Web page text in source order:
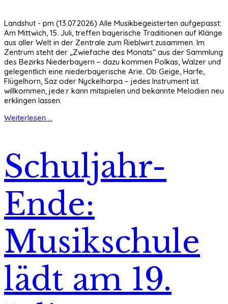
Landshut - pm (13.07.2026) Alle Musikbegeisterten aufgepasst:
Am Mittwich, 15. Juli, treffen bayerische Traditionen auf Klänge
aus aller Welt in der Zentrale zum Rieblwirt zusammen. Im
Zentrum steht der „Zwiefache des Monats“ aus der Sammlung
des Bezirks Niederbayern – dazu kommen Polkas, Walzer und
gelegentlich eine niederbayerische Arie. Ob Geige, Harfe,
Flügelhorn, Saz oder Nyckelharpa – jedes Instrument ist
willkommen, jede:r kann mitspielen und bekannte Melodien neu
erklingen lassen.
Weiterlesen ...
Schuljahr-
Ende:
Musikschule
lädt am 19.